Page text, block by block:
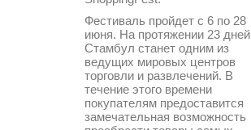
Фестиваль пройдет с 6 по 28
июня. На протяжении 23 дней
Стамбул станет одним из
ведущих мировых центров
торговли и развлечений. В
течение этого времени
покупателям предоставится
замечательная возможность